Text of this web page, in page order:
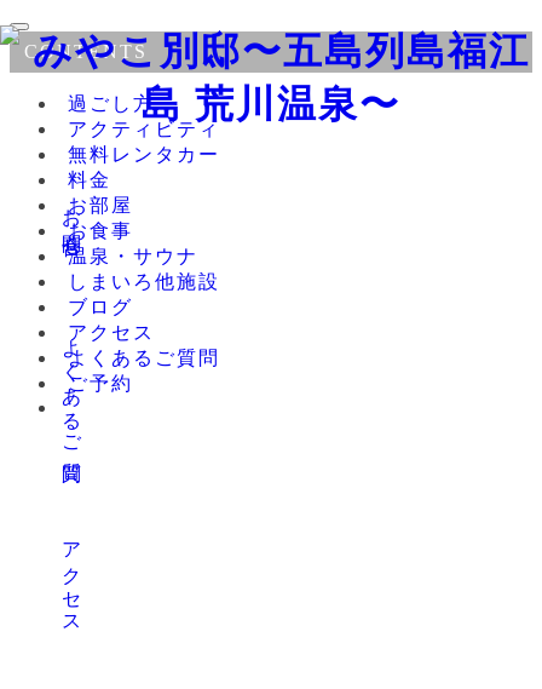
CONTENTS
過ごし方
アクティビティ
無料レンタカー
料金
お部屋
お食事
温泉・サウナ
しまいろ他施設
ブログ
アクセス
よくあるご質問
ご予約
お問合せ
よくあるご質問
アクセス